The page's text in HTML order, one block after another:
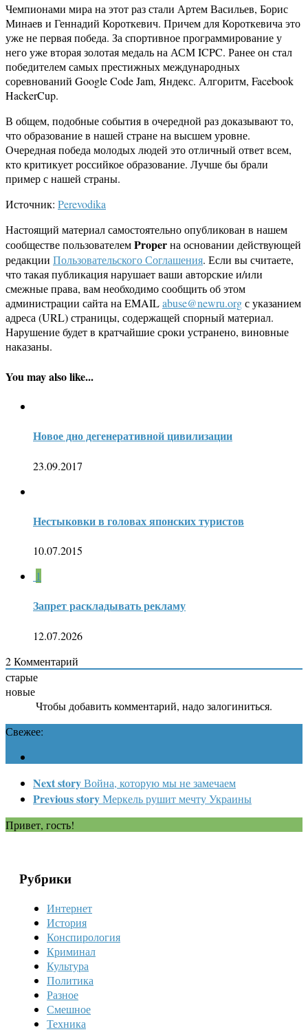
Чемпионами мира на этот раз стали Артем Васильев, Борис
Минаев и Геннадий Короткевич. Причем для Короткевича это
уже не первая победа. За спортивное программирование у
него уже вторая золотая медаль на АСМ ICPC. Ранее он стал
победителем самых престижных международных
соревнований Google Code Jam, Яндекс. Алгоритм, Facebook
HackerCup.
В общем, подобные события в очередной раз доказывают то,
что образование в нашей стране на высшем уровне.
Очередная победа молодых людей это отличный ответ всем,
кто критикует российкое образование. Лучше бы брали
пример с нашей страны.
Источник: Perevodika
Настоящий материал самостоятельно опубликован в нашем
сообществе пользователемProperна основании действующей
редакции Пользовательского Соглашения. Если вы считаете,
что такая публикация нарушает ваши авторские и/или
смежные права, вам необходимо сообщить об этом
администрации сайта на EMAILabuse@newru.orgс указанием
адреса (URL) страницы, содержащей спорный материал.
Нарушение будет в кратчайшие сроки устранено, виновные
наказаны.
You may also like...
Новое дно дегенеративной цивилизации
23.09.2017
Нестыковки в головах японских туристов
10.07.2015
1
Запрет раскладывать рекламу
12.07.2026
2Комментарий
старые
новые
Чтобы добавить комментарий, надо залогиниться.
Свежее:
Next storyВойна, которую мы не замечаем
Previous storyМеркель рушит мечту Украины
Привет, гость!
Рубрики
Интернет
История
Конспирология
Криминал
Культура
Политика
Разное
Смешное
Техника